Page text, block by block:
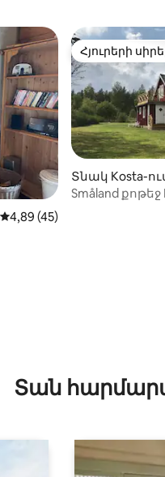
Միջին վարկանիշը՝ 5-ից
4,89 (45)
Հյուրերի
Հյուրերի
Տնակ Kosta-
Småland
Տան